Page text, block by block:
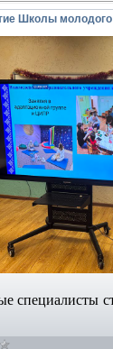
Школы молодого
специалисты